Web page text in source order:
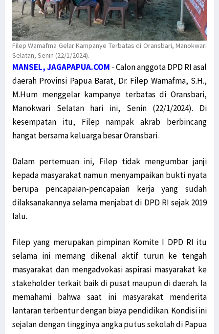
Filep Wamafma Gelar Kampanye Terbatas di Oransbari, Manokwari
Selatan, Senin (22/1/2024).
MANSEL, JAGAPAPUA.COM -Calon anggota DPD RI asal
daerah Provinsi Papua Barat, Dr. Filep Wamafma, S.H.,
M.Hum menggelar kampanye terbatas di Oransbari,
Manokwari Selatan hari ini, Senin (22/1/2024). Di
kesempatan itu, Filep nampak akrab berbincang
hangat bersama keluarga besar Oransbari.
Dalam pertemuan ini, Filep tidak mengumbar janji
kepada masyarakat namun menyampaikan bukti nyata
berupa pencapaian-pencapaian kerja yang sudah
dilaksanakannya selama menjabat di DPD RI sejak 2019
lalu.
Filep yang merupakan pimpinan Komite I DPD RI itu
selama ini memang dikenal aktif turun ke tengah
masyarakat dan mengadvokasi aspirasi masyarakat ke
stakeholder terkait baik di pusat maupun di daerah. Ia
memahami bahwa saat ini masyarakat menderita
lantaran terbentur dengan biaya pendidikan. Kondisi ini
sejalan dengan tingginya angka putus sekolah di Papua